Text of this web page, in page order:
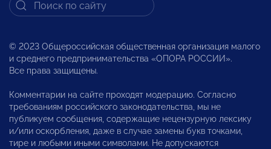
© 2023 Общероссийская общественная организация малого
и среднего предпринимательства «ОПОРА РОССИИ».
Все права защищены.
Комментарии на сайте проходят модерацию. Согласно
требованиям российского законодательства, мы не
публикуем сообщения, содержащие нецензурную лексику
и/или оскорбления, даже в случае замены букв точками,
тире и любыми иными символами. Не допускаются